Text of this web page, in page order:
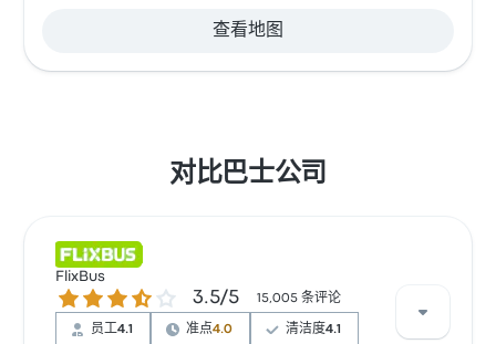
查看地图
对比巴士公司
FlixBus
3.5 / 5 星 3.5/5 15,005 条评论
员工4.1 准点4.0 清洁度4.1